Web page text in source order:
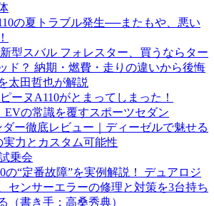
の夏トラブル発生──またもや、悪い
新型スバル フォレスター、買うならター
ド？ 納期・燃費・走りの違いから後悔
太田哲也が解説
ーヌA110がとまってしまった！
EVの常識を覆すスポーツセダン
ダー徹底レビュー｜ディーゼルで魅せる
実力とカスタム可能性
乗会
の“定番故障”を実例解説！ デュアロジ
センサーエラーの修理と対策を3台持ち
（書き手：高桑秀典）